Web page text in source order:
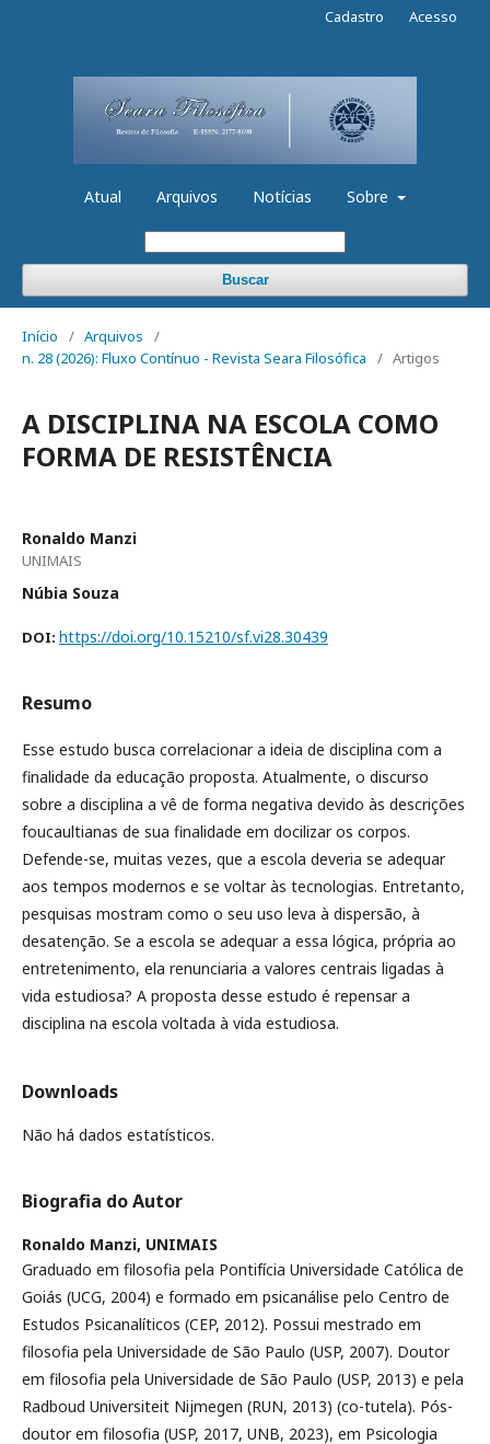
Atual Arquivos Notícias Sobre
Buscar
Cadastro Acesso
Início / Arquivos
/
n. 28 (2026): Fluxo Contínuo - Revista Seara Filosófica
/ Artigos
A DISCIPLINA NA ESCOLA COMO
FORMA DE RESISTÊNCIA
Ronaldo Manzi
UNIMAIS
Núbia Souza
DOI: https://doi.org/10.15210/sf.vi28.30439
Resumo
Esse estudo busca correlacionar a ideia de disciplina com a
finalidade da educação proposta. Atualmente, o discurso
sobre a disciplina a vê de forma negativa devido às descrições
foucaultianas de sua finalidade em docilizar os corpos.
Defende-se, muitas vezes, que a escola deveria se adequar
aos tempos modernos e se voltar às tecnologias. Entretanto,
pesquisas mostram como o seu uso leva à dispersão, à
desatenção. Se a escola se adequar a essa lógica, própria ao
entretenimento, ela renunciaria a valores centrais ligadas à
vida estudiosa? A proposta desse estudo é repensar a
disciplina na escola voltada à vida estudiosa.
Downloads
Não há dados estatísticos.
Biografia do Autor
Ronaldo Manzi, UNIMAIS
Graduado em filosofia pela Pontifícia Universidade Católica de
Goiás (UCG, 2004) e formado em psicanálise pelo Centro de
Estudos Psicanalíticos (CEP, 2012). Possui mestrado em
filosofia pela Universidade de São Paulo (USP, 2007). Doutor
em filosofia pela Universidade de São Paulo (USP, 2013) e pela
Radboud Universiteit Nijmegen (RUN, 2013) (co-tutela). Pós-
doutor em filosofia (USP, 2017, UNB, 2023), em Psicologia